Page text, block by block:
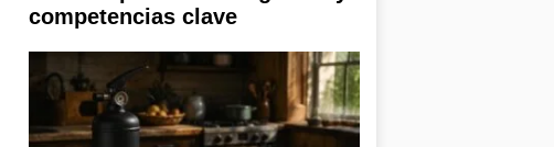
competencias clave